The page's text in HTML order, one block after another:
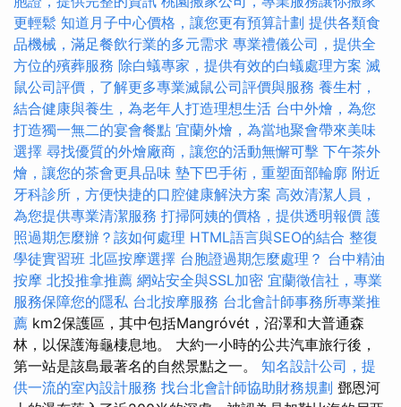
更輕鬆 知道月子中心價格，讓您更有預算計劃 提供各類食
品機械，滿足餐飲行業的多元需求 專業禮儀公司，提供全
方位的殯葬服務 除白蟻專家，提供有效的白蟻處理方案 滅
鼠公司評價，了解更多專業滅鼠公司評價與服務 養生村，
結合健康與養生，為老年人打造理想生活 台中外燴，為您
打造獨一無二的宴會餐點 宜蘭外燴，為當地聚會帶來美味
選擇 尋找優質的外燴廠商，讓您的活動無懈可擊 下午茶外
燴，讓您的茶會更具品味 墊下巴手術，重塑面部輪廓 附近
牙科診所，方便快捷的口腔健康解決方案 高效清潔人員，
為您提供專業清潔服務 打掃阿姨的價格，提供透明報價 護
照過期怎麼辦？該如何處理 HTML語言與SEO的結合 整復
學徒實習班 北區按摩選擇 台胞證過期怎麼處理？ 台中精油
按摩 北投推拿推薦 網站安全與SSL加密 宜蘭徵信社，專業
服務保障您的隱私 台北按摩服務 台北會計師事務所專業推
薦 km2保護區，其中包括Mangróvét，沼澤和大普通森
林，以保護海龜棲息地。 大約一小時的公共汽車旅行後，
第一站是該島最著名的自然景點之一。 知名設計公司，提
供一流的室內設計服務 找台北會計師協助財務規劃 鄧恩河